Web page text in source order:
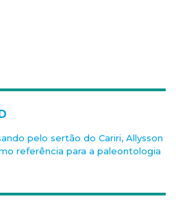
pelo sertão do Cariri, Allysson
referência para a paleontologia